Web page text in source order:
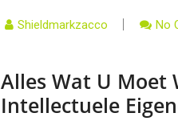
Shieldmarkzacco No
Alles Wat U Moet
Intellectuele